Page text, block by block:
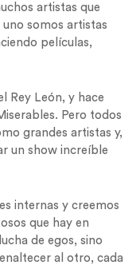
artistas que
somos artistas
películas,
Rey León, y hace
Pero todos
grandes artistas y,
un show increíble
internas y creemos
que hay en
de egos, sino
al otro, cada